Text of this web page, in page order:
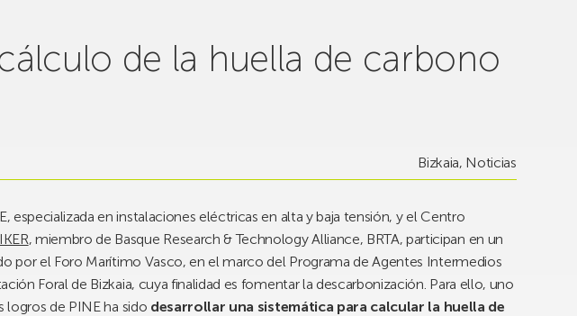
de la huella de carbono
Bizkaia, Noticias
especializada en instalaciones eléctricas en alta y baja tensión, y el Centro
, miembro de Basque Research & Technology Alliance, BRTA, participan en un
por el Foro Marítimo Vasco, en el marco del Programa de Agentes Intermedios
Foral de Bizkaia, cuya finalidad es fomentar la descarbonización. Para ello, uno
logros de PINE ha sido desarrollar una sistemática para calcular la huella de